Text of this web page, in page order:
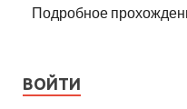
Подробное
ВОЙТИ